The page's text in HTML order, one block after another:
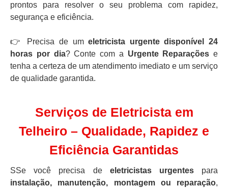
prontos para resolver o seu problema com rapidez,
segurança e eficiência.
👉 Precisa de umeletricista urgente disponível 24
horas por dia? Conte com a Urgente Reparações e
tenha a certeza de um atendimento imediato e um serviço
de qualidade garantida.
Serviços de Eletricista em
Telheiro – Qualidade, Rapidez e
Eficiência Garantidas
SSe você precisa de eletricistas urgentespara
instalação, manutenção, montagem ou reparação,